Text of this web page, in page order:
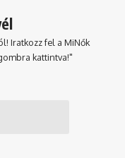
Iratkozz fel a MiNők
kattintva!"